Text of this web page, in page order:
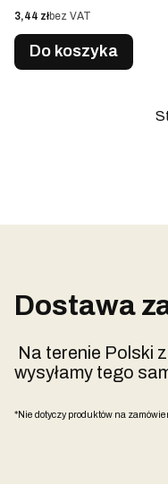
Cena
3,44 złbez VAT
Do koszyka
Dostawa
Na terenie Polski
wysyłamy tego
*Nie dotyczy produktów na